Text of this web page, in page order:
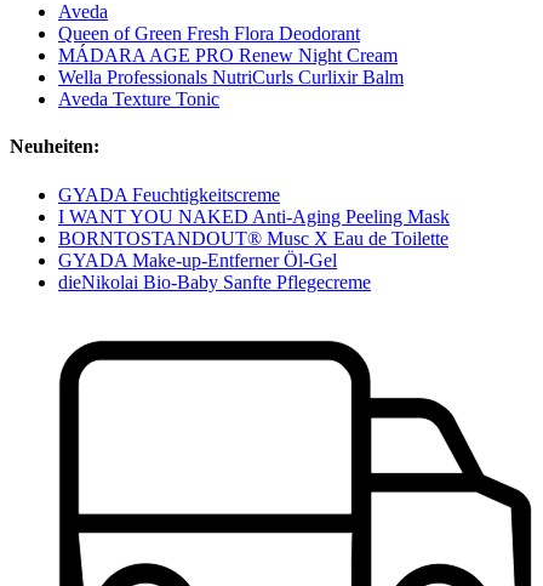
Aveda
Queen of Green Fresh Flora Deodorant
MÁDARA AGE PRO Renew Night Cream
Wella Professionals NutriCurls Curlixir Balm
Aveda Texture Tonic
Neuheiten:
GYADA Feuchtigkeitscreme
I WANT YOU NAKED Anti-Aging Peeling Mask
BORNTOSTANDOUT® Musc X Eau de Toilette
GYADA Make-up-Entferner Öl-Gel
dieNikolai Bio-Baby Sanfte Pflegecreme